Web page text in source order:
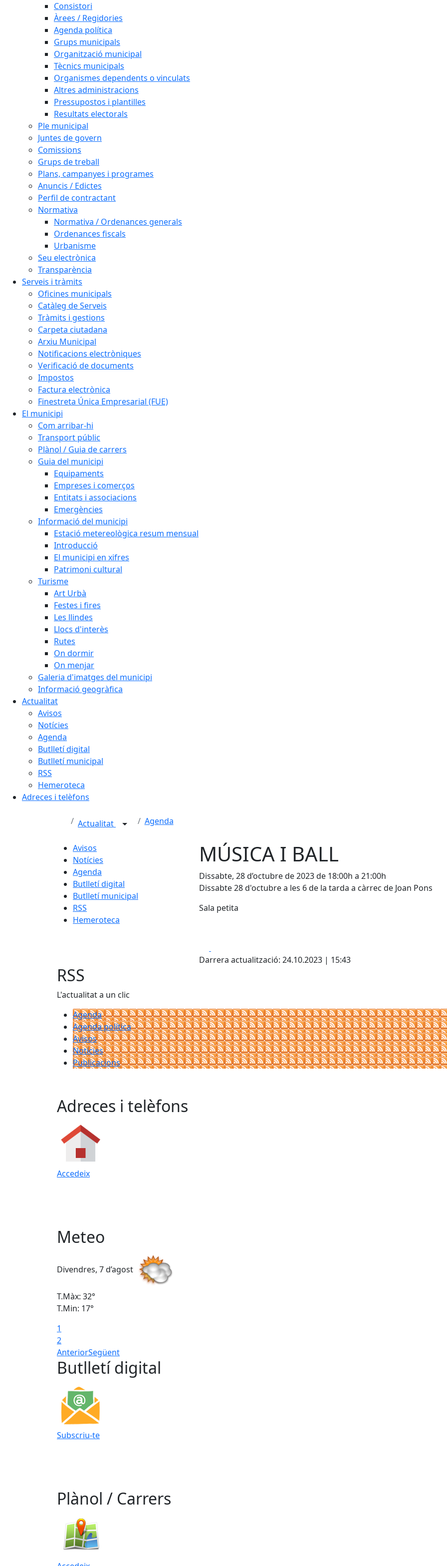
Consistori
Àrees / Regidories
Agenda política
Grups municipals
Organització municipal
Tècnics municipals
Organismes dependents o vinculats
Altres administracions
Pressupostos i plantilles
Resultats electorals
Ple municipal
Juntes de govern
Comissions
Grups de treball
Plans, campanyes i programes
Anuncis / Edictes
Perfil de contractant
Normativa
Normativa / Ordenances generals
Ordenances fiscals
Urbanisme
Seu electrònica
Transparència
Serveis i tràmits
Oficines municipals
Catàleg de Serveis
Tràmits i gestions
Carpeta ciutadana
Arxiu Municipal
Notificacions electròniques
Verificació de documents
Impostos
Factura electrònica
Finestreta Única Empresarial (FUE)
El municipi
Com arribar-hi
Transport públic
Plànol / Guia de carrers
Guia del municipi
Equipaments
Empreses i comerços
Entitats i associacions
Emergències
Informació del municipi
Estació metereològica resum mensual
Introducció
El municipi en xifres
Patrimoni cultural
Turisme
Art Urbà
Festes i fires
Les llindes
Llocs d'interès
Rutes
On dormir
On menjar
Galeria d'imatges del municipi
Informació geogràfica
Actualitat
Avisos
Notícies
Agenda
Butlletí digital
Butlletí municipal
RSS
Hemeroteca
Adreces i telèfons
Actualitat Agenda
Avisos
Notícies
Agenda
Butlletí digital
Butlletí municipal
RSS
Hemeroteca
MÚSICA I BALL
Dissabte, 28 d’octubre de 2023 de 18:00h a 21:00h
Dissabte 28 d'octubre a les 6 de la tarda a càrrec de Joan Pons
Sala petita
Darrera actualització: 24.10.2023 | 15:43
RSS
L'actualitat a un clic
Agenda
Agenda política
Avisos
Notícies
Publicacions
Adreces i telèfons
Accedeix
Meteo
Divendres, 7 d’agost
T.Màx: 32°
T.Min: 17°
1
2
AnteriorSegüent
Butlletí digital
Subscriu-te
Plànol / Carrers